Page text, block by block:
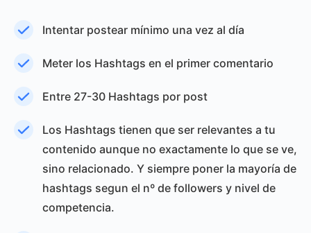
Intentar postear mínimo una vez al día
Meter los Hashtags en el primer comentario
Entre 27-30 Hashtags por post
Los Hashtags tienen que ser relevantes a tu
contenido aunque no exactamente lo que se ve,
sino relacionado. Y siempre poner la mayoría de
hashtags segun el nº de followers y nivel de
competencia.